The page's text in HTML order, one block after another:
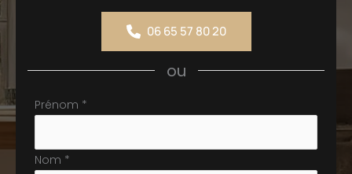
06 65 57 80 20
ou
Formulaire
téléphone
Prénom *
Nom *